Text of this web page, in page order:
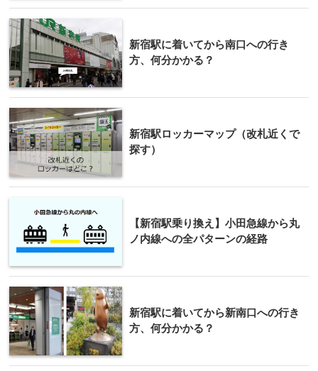
新宿駅に着いてから南口への行き
方、何分かかる？
新宿駅ロッカーマップ（改札近くで
探す）
【新宿駅乗り換え】小田急線から丸
ノ内線への全パターンの経路
新宿駅に着いてから新南口への行き
方、何分かかる？